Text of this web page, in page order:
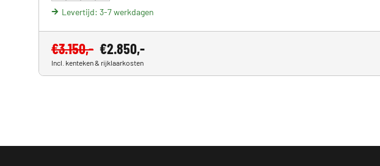
Levertijd: 3-7 werkdagen
€3.150,- €2.850,-
Incl. kenteken & rijklaarkosten